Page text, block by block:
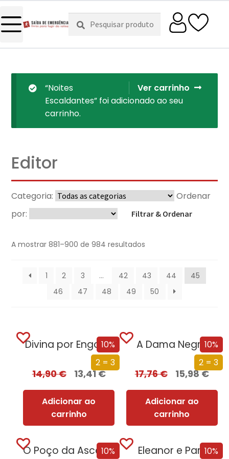
Pesquisar
por:
Pesquisa
Ver carrinho
“Noites
Escaldantes” foi adicionado ao seu
carrinho.
Editor
Categoria:
Ordenar
por:
Filtrar & Ordenar
A mostrar 881–900 de 984 resultados
1 2 3 … 42 43 44
45
46
47 48 49 50
10%
2 = 3
Divina por Engano
14,90€ 13,41€
Adicionar ao
carrinho
10%
2 = 3
A Dama Negra
17,76€ 15,98€
Adicionar ao
carrinho
10%
O Poço da Ascensão
10%
Eleanor e Park